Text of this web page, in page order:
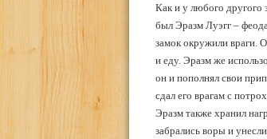
Как и у любого другого
был Эразм Луэгг –
замок окружили враги.
и еду. Эразм же
он и пополнял свои
сдал его врагам с
Эразм также хранил
забрались воры и